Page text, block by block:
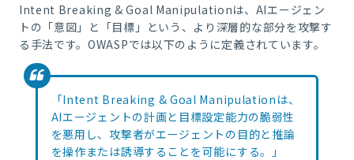
Intent Breaking & Goal Manipulationは、AIエージェン
トの「意図」と「目標」という、より深層的な部分を攻撃す
る手法です。OWASPでは以下のように定義されています。
「Intent Breaking & Goal Manipulationは、
AIエージェントの計画と目標設定能力の脆弱性
を悪用し、攻撃者がエージェントの目的と推論
を操作または誘導することを可能にする。」